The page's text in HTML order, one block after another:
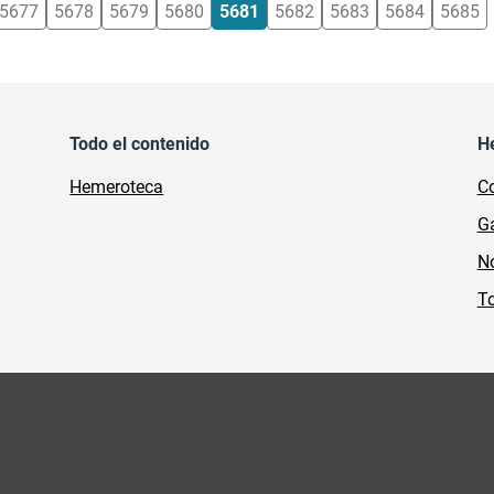
5677 5678 5679 5680 5681 5682 5683 5684 5685
Todo el contenido
Hemeroteca